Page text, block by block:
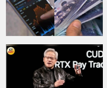
{PLAYICON}